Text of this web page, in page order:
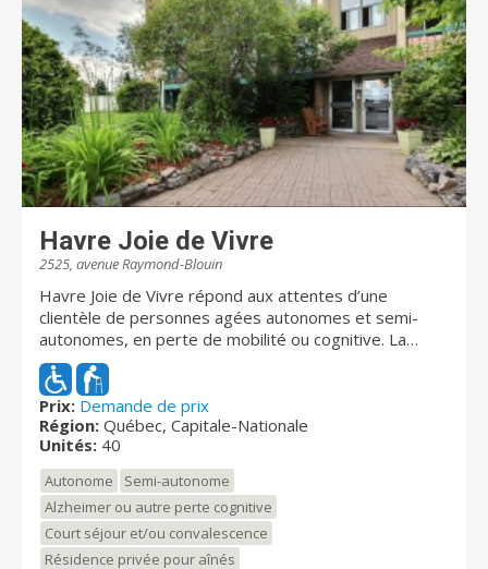
Havre Joie de Vivre
2525, avenue Raymond-Blouin
Havre Joie de Vivre répond aux attentes d’une
clientèle de personnes agées autonomes et semi-
autonomes, en perte de mobilité ou cognitive. La
résidence s'adresse aux aînés qui désirent un
environnement adapté à leurs besoins. Chaque
chambre possède sa propre salle de bain, porte-
fenêtre avec balcon, téléphone, interphone, vanité
avec lavabo. Chaque appartement est dotée d’un
système d’appel d’urgence qui assure l’intervention
d’un personnel compétent, 24 heures sur 24, 7 jours
sur 7. Depuis 2005, Martin Charette communique à
son équipe les valeurs qui comptent à ses yeux. Le
don de soi, la confiance, le respect et la dignité font
Prix: Demande de prix
Région: Québec, Capitale-Nationale
Unités: 40
Autonome
Semi-autonome
Alzheimer ou autre perte cognitive
Court séjour et/ou convalescence
Résidence privée pour aînés